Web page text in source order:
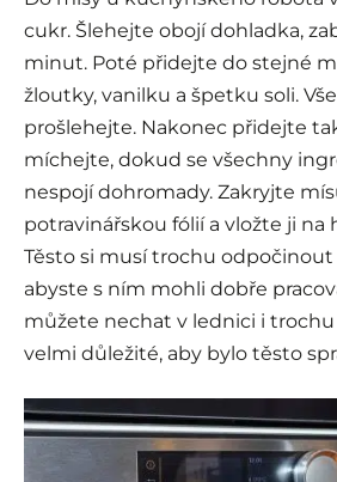
cukr. Šlehejte obojí dohladka,
minut. Poté přidejte do stejné
žloutky, vanilku a špetku soli.
prošlehejte. Nakonec přidejte
míchejte, dokud se všechny
nespojí dohromady. Zakryjte
potravinářskou fólií a vložte ji na
Těsto si musí trochu
abyste s ním mohli dobře
můžete nechat v lednici i trochu
velmi důležité, aby bylo těsto